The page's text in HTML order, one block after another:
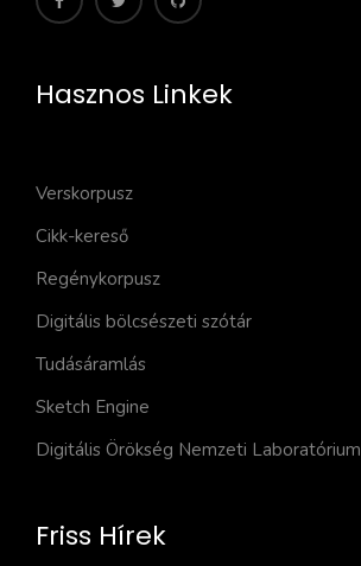
Hasznos Linkek
Verskorpusz
Cikk-kereső
Regénykorpusz
Digitális bölcsészeti szótár
Tudásáramlás
Sketch Engine
Digitális Örökség Nemzeti Laboratórium
Friss Hírek